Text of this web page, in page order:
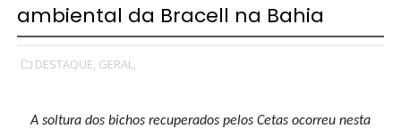
ambiental da Bracell na Bahia
DESTAQUE, GERAL,
A soltura dos bichos recuperados pelos Cetas ocorreu nesta